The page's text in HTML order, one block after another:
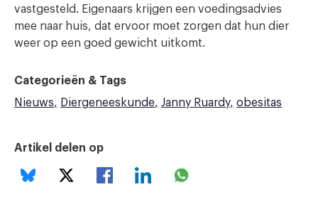
vastgesteld. Eigenaars krijgen een voedingsadvies
mee naar huis, dat ervoor moet zorgen dat hun dier
weer op een goed gewicht uitkomt.
Categorieën & Tags
Nieuws
Diergeneeskunde Janny Ruardy obesitas
Artikel delen op